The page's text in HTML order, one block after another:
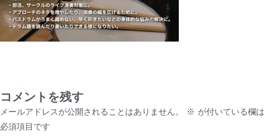
コメントを残す
メールアドレスが公開されることはありません。 ※ が付いている欄は
必須項目です